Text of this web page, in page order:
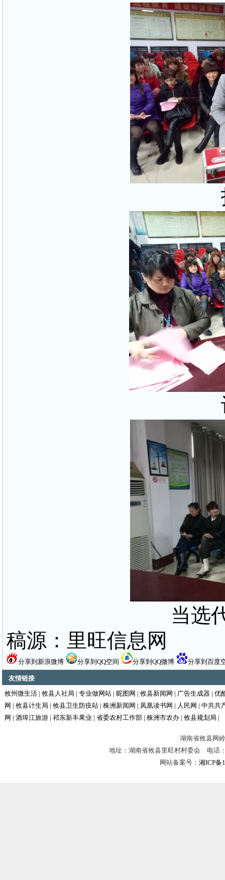
当选
稿源：里旺信息网
分享到新浪微博 分享到QQ空间 分享到QQ微博 分享到百度
友情链接
攸州微生活 | 攸县人社局 | 专业做网站 | 昵图网 | 攸县新闻网 | 广告生成器 | 优
网 | 攸县计生局 | 攸县卫生防疫站 | 株洲新闻网 | 凤凰读书网 | 人民网 | 中共共
网 | 酒埠江旅游 | 祁东新丰果业 | 省委农村工作部 | 株洲市农办 | 攸县规划局 |
湖南省攸县网
地址：湖南省攸县里旺村村委会 电
网站备案号： 湘ICP备